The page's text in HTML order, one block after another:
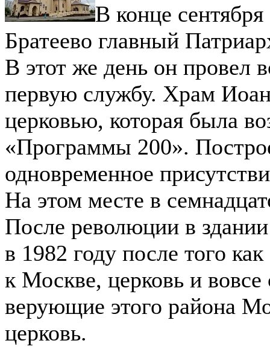
В конце
Братеево главный
В этот же день он провел
первую службу. Храм
церковью, которая была
«Программы 200».
одновременное
На этом месте в
После революции в
в 1982 году после того
к Москве, церковь и вовсе
верующие этого района
церковь.